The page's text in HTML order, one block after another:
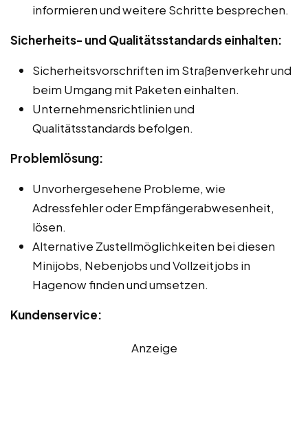
informieren und weitere Schritte besprechen.
Sicherheits- und Qualitätsstandards einhalten:
Sicherheitsvorschriften im Straßenverkehr und
beim Umgang mit Paketen einhalten.
Unternehmensrichtlinien und
Qualitätsstandards befolgen.
Problemlösung:
Unvorhergesehene Probleme, wie
Adressfehler oder Empfängerabwesenheit,
lösen.
Alternative Zustellmöglichkeiten bei diesen
Minijobs, Nebenjobs und Vollzeitjobs in
Hagenow finden und umsetzen.
Kundenservice:
Anzeige